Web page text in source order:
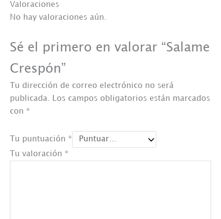
Valoraciones
No hay valoraciones aún.
Sé el primero en valorar “Salame
Crespón”
Tu dirección de correo electrónico no será
publicada. Los campos obligatorios están marcados
con *
Tu puntuación *
Tu valoración *